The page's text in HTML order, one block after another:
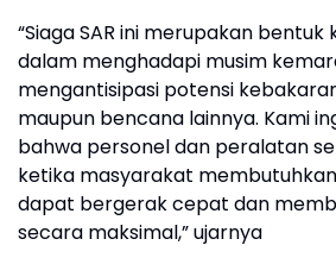
“Siaga SAR ini merupakan bentuk
dalam menghadapi musim
mengantisipasi potensi
maupun bencana lainnya. Kami
bahwa personel dan peralatan
ketika masyarakat
dapat bergerak cepat dan
secara maksimal,” ujarnya